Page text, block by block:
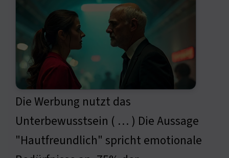
Die Werbung nutzt das
Unterbewusstsein ( … ) Die Aussage
"Hautfreundlich" spricht emotionale